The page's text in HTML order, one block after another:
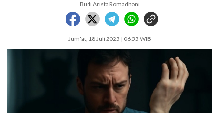
Budi Arista Romadhoni
Jum'at, 18 Juli 2025 | 06:55 WIB